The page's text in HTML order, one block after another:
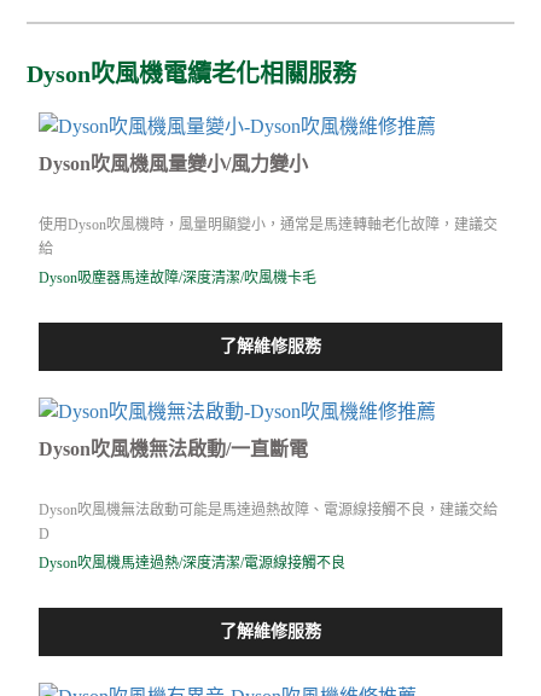
Dyson吹風機電纜老化相關服務
Dyson吹風機風量變小/風力變小
使用Dyson吹風機時，風量明顯變小，通常是馬達轉軸老化故障，建議交
給
Dyson吸塵器馬達故障/深度清潔/吹風機卡毛
了解維修服務
Dyson吹風機無法啟動/一直斷電
Dyson吹風機無法啟動可能是馬達過熱故障、電源線接觸不良，建議交給
D
Dyson吹風機馬達過熱/深度清潔/電源線接觸不良
了解維修服務